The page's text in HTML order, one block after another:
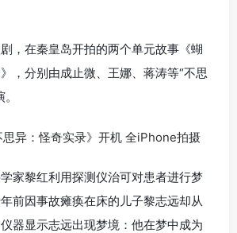
，在秦皇岛开拍的两个单元故事《蝴
，分别由成止微、王娜、蒋涛等“不思
学家黎红利用探测仪治可对患者进行梦
前因事故瘫痪在床的儿子黎志远却从
器显示志远出现梦境：他在梦中成为